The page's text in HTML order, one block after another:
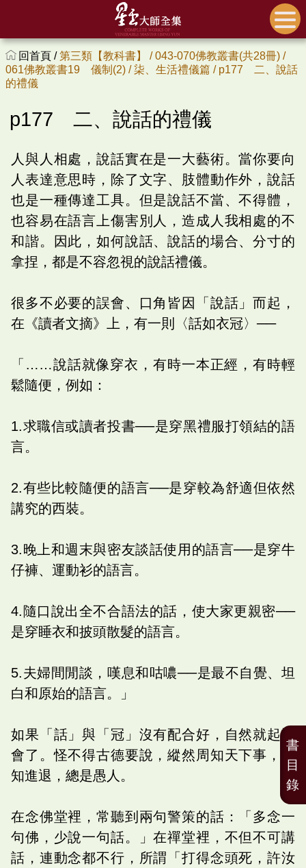
回首頁 /第三類【教科書】 /043-070佛教叢書(共28冊) /
061佛教叢書19 儀制(2) /柒、生活禮儀篇 / p177 二、說話
的禮儀
p177 二、說話的禮儀
人與人相處，說話實在是一大藝術。當你要向
人表達意思時，除了文字、肢體動作外，說話
也是一種傳達工具。但是說話不當、不得體，
也容易在語言上傷害別人，造成人我相處的不
和諧。因此，如何說話、說話的場合、分寸的
拿捏，都是不容忽視的說話禮儀。
很多不必要的誤會、口角皆因「說話」而起，
在《讀者文摘》上，有一則〈話如衣冠〉──
「……說話就像穿衣，有時一本正經，有時輕
鬆隨便，例如：
1.求職信或讀者投書──是穿黑禮服打領結的語
言。
2.有些比較隨便的語言──是穿較為舒適但依然
講究的西裝。
3.晚上和週末與密友談話使用的語言──是穿牛
仔褲、運動衫的語言。
4.隨口說出全不合語法的話，使大家更親密──
是穿睡衣和披頭散髮的語言。
5.夫婦間閒談，嘆息和咕噥──是最不自覺、坦
白和原始的語言。」
如果「話」與「冠」沒有配合好，自然就起誤
會了。怪不得古德要說，縱然周知天下事，不
知進退，總是愚人。
在念佛堂裡，常聽到兩句警策的話：「多念一
句佛，少說一句話。」在禪堂裡，不但不可講
話，連動念都不行，所謂「打得念頭死，許汝
書
目
錄